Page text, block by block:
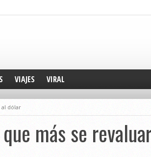
VIAJES VIRAL
al dólar
más se